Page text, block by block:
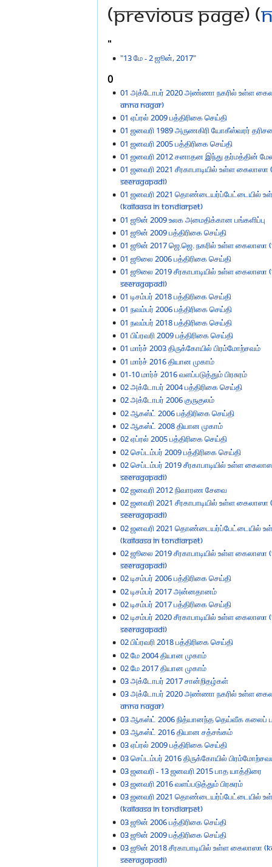
(previous page) (
"
"13 மே - 2 ஜூன், 2017"
0
01 அக்டோபர் 2020 அண்ணா நகரில் உள்ள
Anna Nagar)
01 ஏப்ரல் 2009 பத்திரிகை செய்தி
01 ஜனவரி 1989 அருணகிரி யோகீஸ்வரர்
01 ஜனவரி 2005 பத்திரிகை செய்தி
01 ஜனவரி 2012 சனாதன இந்து தர்மத்தின்
01 ஜனவரி 2021 சீரகாபாடியில் உள்ள கைலாஸா
Seeragapadi)
01 ஜனவரி 2021 தொண்டையர்ப்பேட்டையில்
(KAILAASA in Tondiarpet)
01 ஜூன் 2009 உலக அமைதிக்கான பங்களிப்பு
01 ஜூன் 2009 பத்திரிகை செய்தி
01 ஜூன் 2017 ஜெ.ஜெ. நகரில் உள்ள கைலாஸா
01 ஜூலை 2006 பத்திரிகை செய்தி
01 ஜூலை 2019 சீரகாபாடியில் உள்ள கைலாஸா
Seeragapadi)
01 டிசம்பர் 2018 பத்திரிகை செய்தி
01 நவம்பர் 2006 பத்திரிகை செய்தி
01 நவம்பர் 2018 பத்திரிகை செய்தி
01 பிப்ரவரி 2009 பத்திரிகை செய்தி
01 மார்ச் 2003 திருக்கோயில் பிரம்மோற்சவம்
01 மார்ச் 2016 தியான முகாம்
01-10 மார்ச் 2016 வளப்படுத்தும் பிரசுரம்
02 அக்டோபர் 2004 பத்திரிகை செய்தி
02 அக்டோபர் 2006 குருகுலம்
02 ஆகஸ்ட் 2006 பத்திரிகை செய்தி
02 ஆகஸ்ட் 2008 தியான முகாம்
02 ஏப்ரல் 2005 பத்திரிகை செய்தி
02 செப்டம்பர் 2009 பத்திரிகை செய்தி
02 செப்டம்பர் 2019 சீரகாபாடியில் உள்ள
Seeragapadi)
02 ஜனவரி 2012 நிவாரண சேவை
02 ஜனவரி 2021 சீரகாபாடியில் உள்ள கைலாஸா
Seeragapadi)
02 ஜனவரி 2021 தொண்டையர்ப்பேட்டையில்
(KAILAASA in Tondiarpet)
02 ஜூலை 2019 சீரகாபாடியில் உள்ள கைலாஸா
Seeragapadi)
02 டிசம்பர் 2006 பத்திரிகை செய்தி
02 டிசம்பர் 2017 அன்னதானம்
02 டிசம்பர் 2017 பத்திரிகை செய்தி
02 டிசம்பர் 2020 சீரகாபாடியில் உள்ள கைலாஸா
Seeragapadi)
02 பிப்ரவரி 2018 பத்திரிகை செய்தி
02 மே 2004 தியான முகாம்
02 மே 2017 தியான முகாம்
03 அக்டோபர் 2017 சான்றிதழ்கள்
03 அக்டோபர் 2020 அண்ணா நகரில் உள்ள
Anna Nagar)
03 ஆகஸ்ட் 2006 நித்யானந்த தெய்வீக
03 ஆகஸ்ட் 2016 தியான சத்சங்கம்
03 ஏப்ரல் 2009 பத்திரிகை செய்தி
03 செப்டம்பர் 2016 திருக்கோயில்
03 ஜனவரி - 13 ஜனவரி 2015 பாத யாத்திரை
03 ஜனவரி 2016 வளப்படுத்தும் பிரசுரம்
03 ஜனவரி 2021 தொண்டையர்ப்பேட்டையில்
(KAILAASA in Tondiarpet)
03 ஜூன் 2006 பத்திரிகை செய்தி
03 ஜூன் 2009 பத்திரிகை செய்தி
03 ஜூன் 2018 சீரகாபாடியில் உள்ள கைலாஸா
Seeragapadi)